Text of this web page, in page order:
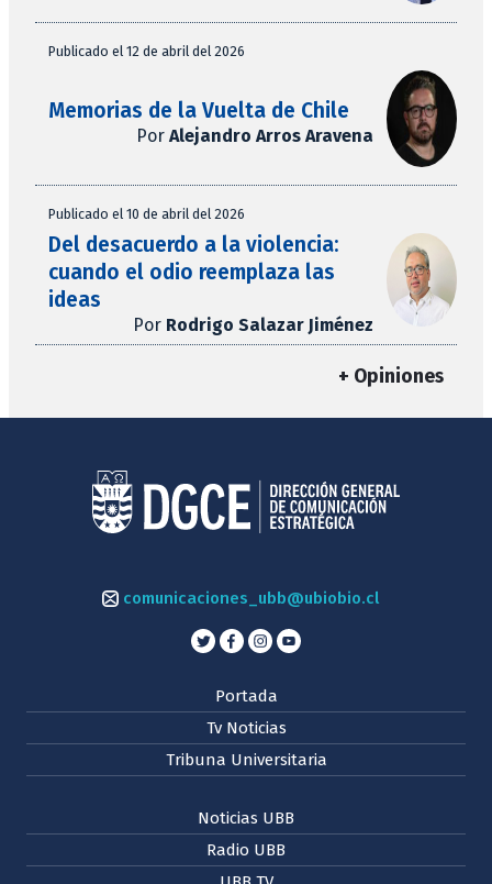
Publicado el 12 de abril del 2026
Memorias de la Vuelta de Chile
Por Alejandro Arros Aravena
Publicado el 10 de abril del 2026
Del desacuerdo a la violencia:
cuando el odio reemplaza las
ideas
Por Rodrigo Salazar Jiménez
+ Opiniones
comunicaciones_ubb@ubiobio.cl
Portada
Tv Noticias
Tribuna Universitaria
Noticias UBB
Radio UBB